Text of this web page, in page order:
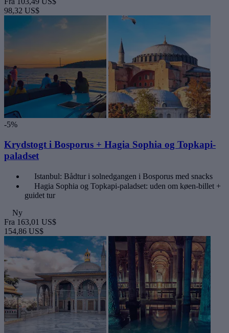
98,32 US$
-5%
Krydstogt i Bosporus + Hagia Sophia og Topkapi-
paladset
Istanbul: Bådtur i solnedgangen i Bosporus med snacks
Hagia Sophia og Topkapi-paladset: uden om køen-billet +
guidet tur
Ny
Fra 163,01 US$
154,86 US$